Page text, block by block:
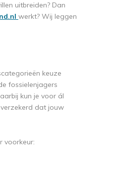
uitbreiden? Dan
werkt? Wij leggen
keuze
fossielenjagers
kun je voor ál
dat jouw
voorkeur: